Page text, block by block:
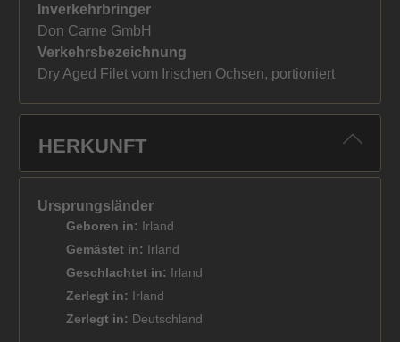
Inverkehrbringer
Don Carne GmbH
Verkehrsbezeichnung
Dry Aged Filet vom Irischen Ochsen, portioniert
HERKUNFT
Ursprungsländer
Geboren in: Irland
Gemästet in: Irland
Geschlachtet in: Irland
Zerlegt in: Irland
Zerlegt in: Deutschland